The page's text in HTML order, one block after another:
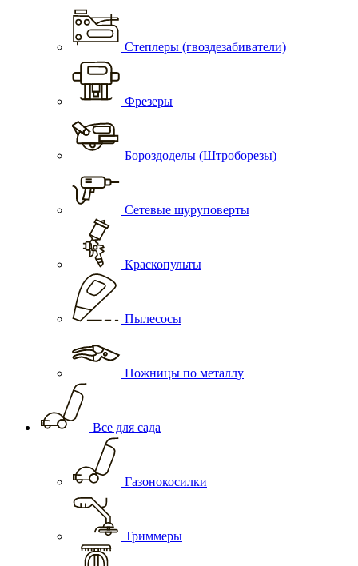
Степлеры (гвоздезабиватели)
Фрезеры
Бороздоделы (Штроборезы)
Сетевые шуруповерты
Краскопульты
Пылесосы
Ножницы по металлу
Все для сада
Газонокосилки
Триммеры